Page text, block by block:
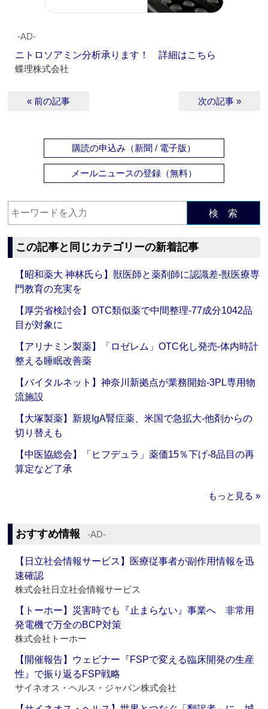
‐AD‐
ニトロソアミン分析承ります！ 詳細はこちら
蝶理株式会社
« 前の記事 次の記事 »
購読の申込み（新聞 / 電子版）
メールニュースの登録（無料）
検 索
この記事と同じカテゴリーの新着記事
【昭和薬大 神林氏ら】獣医師と薬剤師に認識差‐獣医療専
門教育の充実を
【厚労省検討会】OTC類似薬で中間整理‐77成分1042品
目が対象に
【アリナミン製薬】「ロゼレム」OTC化し発売‐体内時計
整える睡眠改善薬
【バイタルネット】神奈川新拠点が業務開始‐3PL専用物
流施設
【大塚製薬】新規IgA腎症薬、米国で急拡大‐他剤からの
切り替えも
【中医協総会】「ヒフデュラ」薬価15％下げ‐8品目の再
算定など了承
もっと見る »
おすすめ情報 ‐AD‐
【日立社会情報サービス】医療従事者が副作用情報を迅
速確認
株式会社日立社会情報サービス
【トーホー】災害時でも『止まらない』事業へ 非常用
発電機で万全のBCP対策
株式会社トーホー
【開催報告】ウェビナー『FSPで変える臨床開発の生産
性』で振り返るFSP戦略
サイネオス・ヘルス・ジャパン株式会社